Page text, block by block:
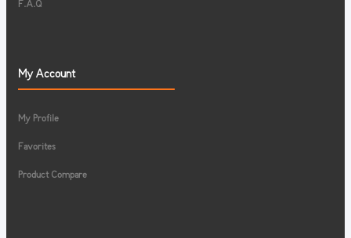
F.A.Q
My Account
My Profile
Favorites
Product Compare